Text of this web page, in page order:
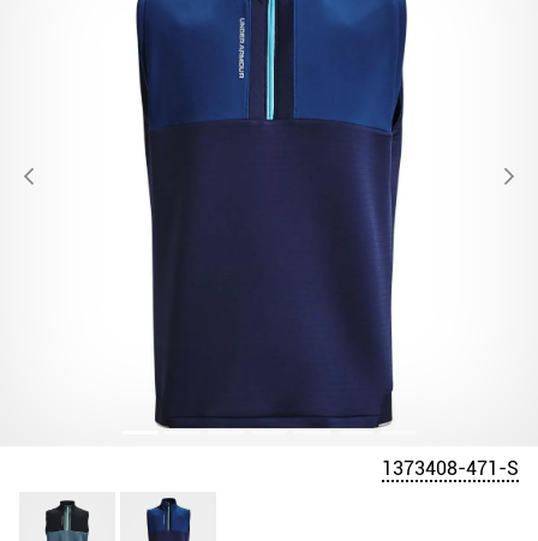
1373408-471-S